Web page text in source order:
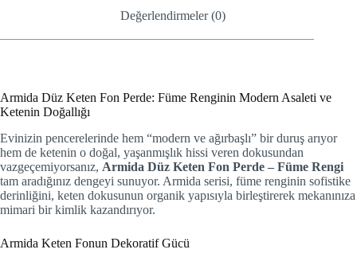
Değerlendirmeler (0)
Armida Düz Keten Fon Perde: Füme Renginin Modern Asaleti ve
Ketenin Doğallığı
Evinizin pencerelerinde hem “modern ve ağırbaşlı” bir duruş arıyor
hem de ketenin o doğal, yaşanmışlık hissi veren dokusundan
vazgeçemiyorsanız, Armida Düz Keten Fon Perde – Füme Rengi
tam aradığınız dengeyi sunuyor. Armida serisi, füme renginin sofistike
derinliğini, keten dokusunun organik yapısıyla birleştirerek mekanınıza
mimari bir kimlik kazandırıyor.
Armida Keten Fonun Dekoratif Gücü